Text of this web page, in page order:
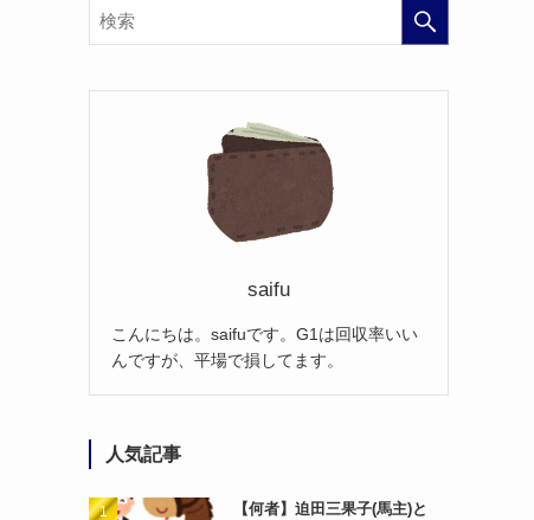
saifu
こんにちは。saifuです。G1は回収率いい
んですが、平場で損してます。
人気記事
【何者】迫田三果子(馬主)と